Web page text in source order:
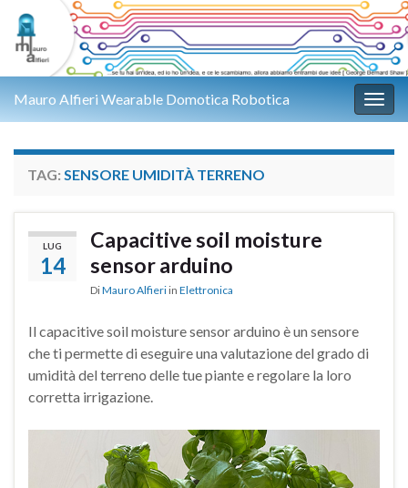
Mauro Alfieri Wearable Domotica Robotica
TAG: SENSORE UMIDITÀ TERRENO
LUG
14
Capacitive soil moisture
sensor arduino
DiMauro Alfieri in Elettronica
Il capacitive soil moisture sensor arduino è un sensore
che ti permette di eseguire una valutazione del grado di
umidità del terreno delle tue piante e regolare la loro
corretta irrigazione.